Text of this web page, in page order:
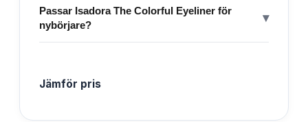
Passar Isadora The Colorful Eyeliner för
nybörjare?
▾
Jämför pris